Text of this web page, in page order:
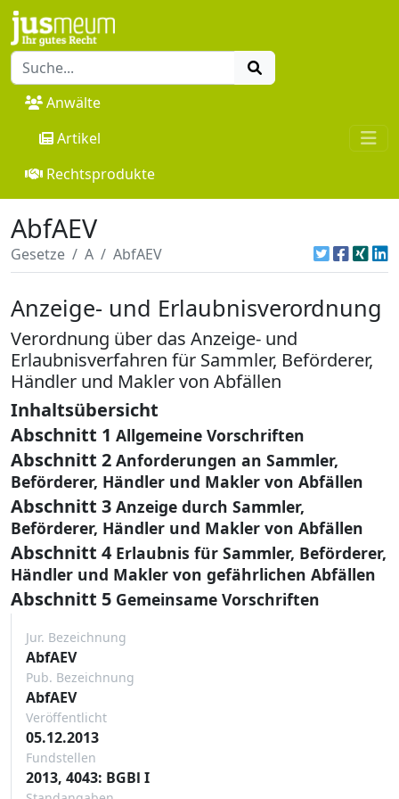
Anwälte
Artikel
Rechtsprodukte
AbfAEV
Gesetze A AbfAEV
Anzeige- und Erlaubnisverordnung
Verordnung über das Anzeige- und
Erlaubnisverfahren für Sammler, Beförderer,
Händler und Makler von Abfällen
Inhaltsübersicht
Abschnitt 1 Allgemeine Vorschriften
Abschnitt 2 Anforderungen an Sammler,
Beförderer, Händler und Makler von Abfällen
Abschnitt 3 Anzeige durch Sammler,
Beförderer, Händler und Makler von Abfällen
Abschnitt 4 Erlaubnis für Sammler, Beförderer,
Händler und Makler von gefährlichen Abfällen
Abschnitt 5 Gemeinsame Vorschriften
Jur. Bezeichnung
AbfAEV
Pub. Bezeichnung
AbfAEV
Veröffentlicht
05.12.2013
Fundstellen
2013, 4043: BGBl I